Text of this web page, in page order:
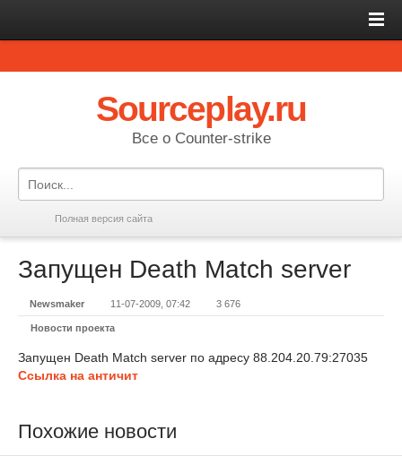
Sourceplay.ru
Все о Counter-strike
Полная версия сайта
Запущен Death Match server
Newsmaker 11-07-2009, 07:42 3 676
Новости проекта
Запущен Death Match server по адресу 88.204.20.79:27035
Ссылка на античит
Похожие новости